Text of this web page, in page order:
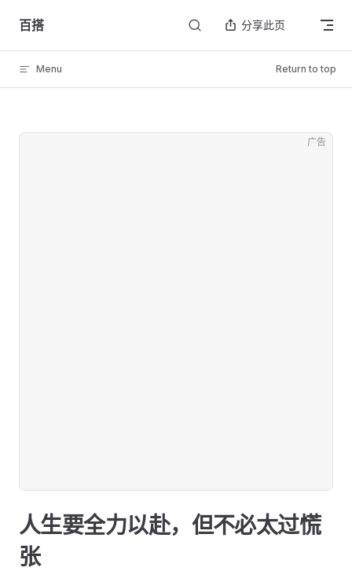
Skip to content
百搭 分享此页
Menu Return to top
广告
人生要全力以赴，但不必太过慌
张